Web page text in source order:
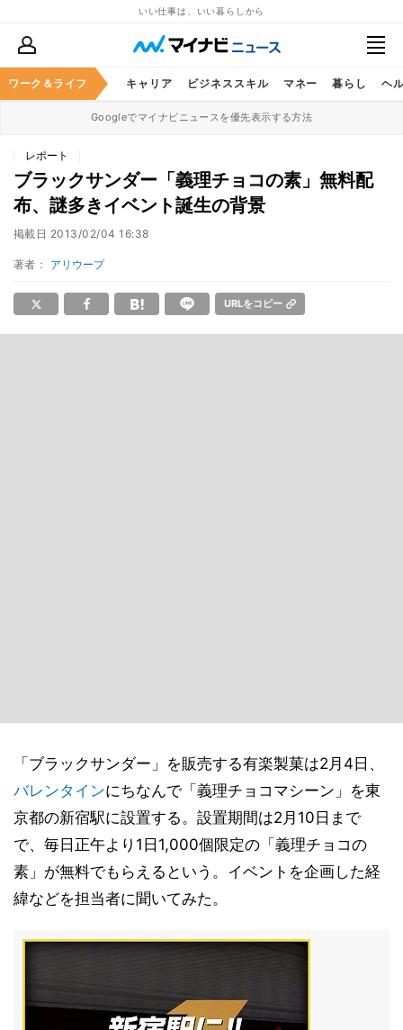
いい仕事は、いい暮らしから
ワーク＆ライフ キャリア ビジネススキル マネー 暮らし ヘ
Googleでマイナビニュースを優先表示する方法
レポート
ブラックサンダー「義理チョコの素」無料配
布、謎多きイベント誕生の背景
掲載日 2013/02/04 16:38
著者： アリウープ
URLをコピー
「ブラックサンダー」を販売する有楽製菓は2月4日、
バレンタインにちなんで「義理チョコマシーン」を東
京都の新宿駅に設置する。設置期間は2月10日まで
で、毎日正午より1日1,000個限定の「義理チョコの
素」が無料でもらえるという。イベントを企画した経
緯などを担当者に聞いてみた。